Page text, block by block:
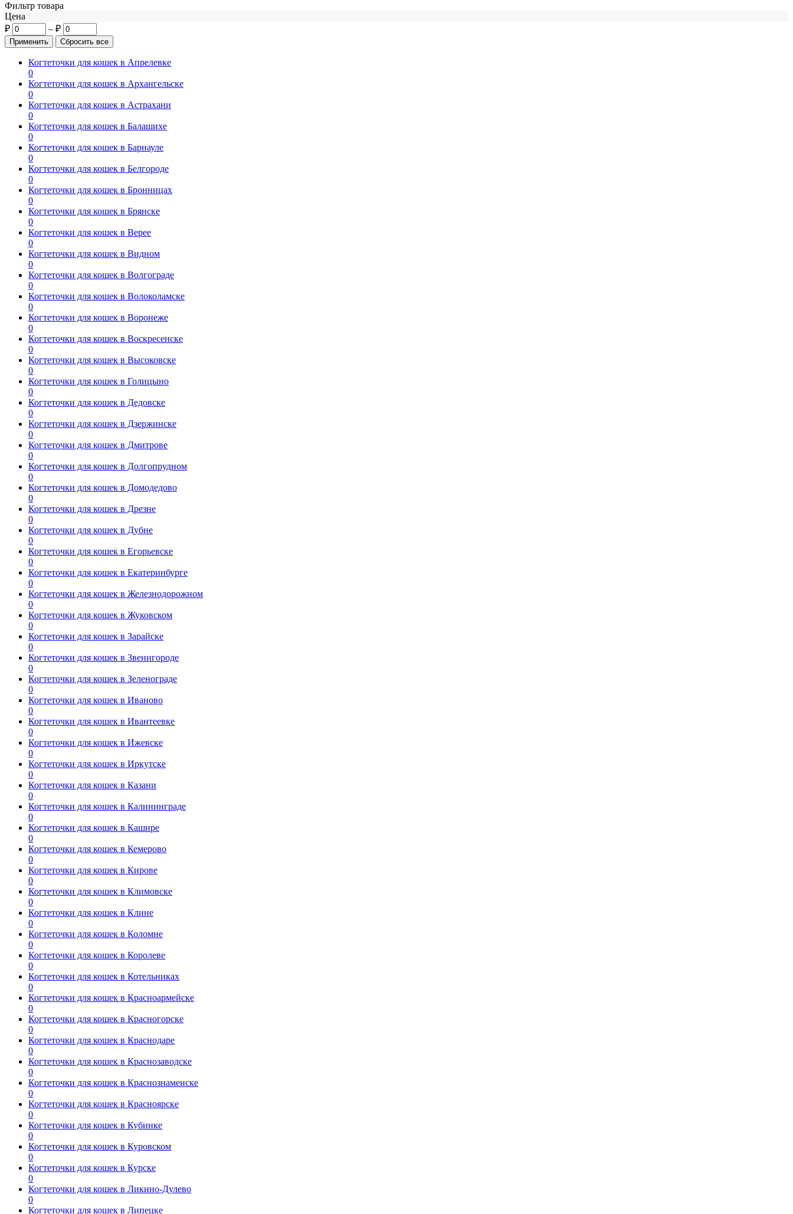
Фильтр товара
Цена
₽
– ₽
Когтеточки для кошек в Апрелевке
0
Когтеточки для кошек в Архангельске
0
Когтеточки для кошек в Астрахани
0
Когтеточки для кошек в Балашихе
0
Когтеточки для кошек в Барнауле
0
Когтеточки для кошек в Белгороде
0
Когтеточки для кошек в Бронницах
0
Когтеточки для кошек в Брянске
0
Когтеточки для кошек в Верее
0
Когтеточки для кошек в Видном
0
Когтеточки для кошек в Волгограде
0
Когтеточки для кошек в Волоколамске
0
Когтеточки для кошек в Воронеже
0
Когтеточки для кошек в Воскресенске
0
Когтеточки для кошек в Высоковске
0
Когтеточки для кошек в Голицыно
0
Когтеточки для кошек в Дедовске
0
Когтеточки для кошек в Дзержинске
0
Когтеточки для кошек в Дмитрове
0
Когтеточки для кошек в Долгопрудном
0
Когтеточки для кошек в Домодедово
0
Когтеточки для кошек в Дрезне
0
Когтеточки для кошек в Дубне
0
Когтеточки для кошек в Егорьевске
0
Когтеточки для кошек в Екатеринбурге
0
Когтеточки для кошек в Железнодорожном
0
Когтеточки для кошек в Жуковском
0
Когтеточки для кошек в Зарайске
0
Когтеточки для кошек в Звенигороде
0
Когтеточки для кошек в Зеленограде
0
Когтеточки для кошек в Иваново
0
Когтеточки для кошек в Ивантеевке
0
Когтеточки для кошек в Ижевске
0
Когтеточки для кошек в Иркутске
0
Когтеточки для кошек в Казани
0
Когтеточки для кошек в Калининграде
0
Когтеточки для кошек в Кашире
0
Когтеточки для кошек в Кемерово
0
Когтеточки для кошек в Кирове
0
Когтеточки для кошек в Климовске
0
Когтеточки для кошек в Клине
0
Когтеточки для кошек в Коломне
0
Когтеточки для кошек в Королеве
0
Когтеточки для кошек в Котельниках
0
Когтеточки для кошек в Красноармейске
0
Когтеточки для кошек в Красногорске
0
Когтеточки для кошек в Краснодаре
0
Когтеточки для кошек в Краснозаводске
0
Когтеточки для кошек в Краснознаменске
0
Когтеточки для кошек в Красноярске
0
Когтеточки для кошек в Кубинке
0
Когтеточки для кошек в Куровском
0
Когтеточки для кошек в Курске
0
Когтеточки для кошек в Ликино-Дулево
0
Когтеточки для кошек в Липецке